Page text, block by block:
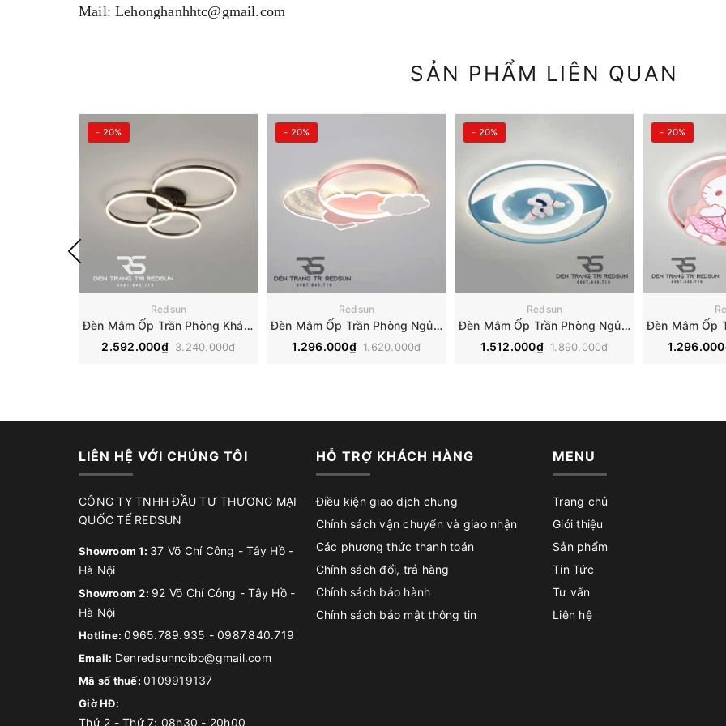
Mail: Lehonghanhhtc@gmail.com
SẢN PHẨM LIÊN QUAN
- 20%
Redsun
Đèn Mâm Ốp Trần Phòng Khách, Phòng Ngủ Hiện Đại MN345
2.592.000₫ 3.240.000₫
- 20%
Redsun
Đèn Mâm Ốp Trần Phòng Ngủ Trẻ Em MN111
1.296.000₫ 1.620.000₫
- 20%
Redsun
Đèn Mâm Ốp Trần Phòng Ngủ Trẻ Em MN110
1.512.000₫ 1.890.000₫
- 20%
LIÊN HỆ VỚI CHÚNG TÔI
CÔNG TY TNHH ĐẦU TƯ THƯƠNG MẠI
QUỐC TẾ REDSUN
Showroom 1: 37 Võ Chí Công - Tây Hồ -
Hà Nội
Showroom 2: 92 Võ Chí Công - Tây Hồ -
Hà Nội
Hotline:0965.789.935 - 0987.840.719
Email: Denredsunnoibo@gmail.com
Mã số thuế: 0109919137
Giờ HĐ:
Thứ 2 - Thứ 7: 08h30 - 20h00
HỖ TRỢ KHÁCH HÀNG
Điều kiện giao dịch chung
Chính sách vận chuyển và giao nhận
Các phương thức thanh toán
Chính sách đổi, trả hàng
Chính sách bảo hành
Chính sách bảo mật thông tin
MENU
Trang chủ
Giới thiệu
Sản phẩm
Tin Tức
Tư vấn
Liên hệ